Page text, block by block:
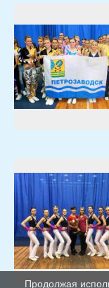
Продолжая